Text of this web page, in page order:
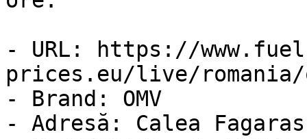
- URL: https://
prices.eu/live/romania/
- Brand: OMV
- Adresă: Calea